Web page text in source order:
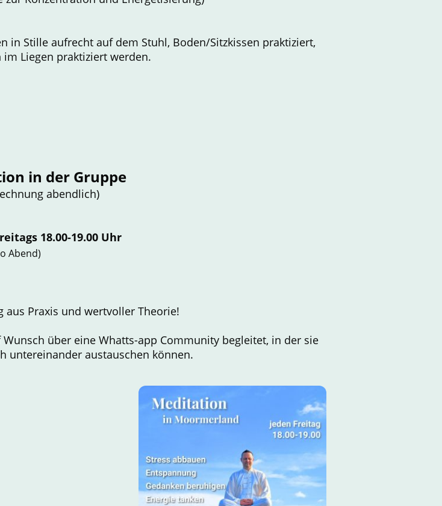
Stille aufrecht auf dem Stuhl, Boden/Sitzkissen praktiziert,
Liegen praktiziert werden.
in der Gruppe
abendlich)
18.00-19.00 Uhr
Abend)
aus Praxis und wertvoller Theorie!
über eine Whatts-app Community begleitet, in der sie
untereinander austauschen können.